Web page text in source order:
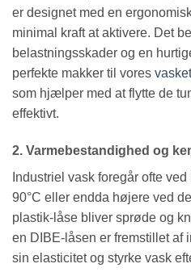
er designet med en
minimal kraft at aktivere. Det
belastningsskader og en
perfekte makker til vores
som hjælper med at flytte de
effektivt.
2. Varmebestandighed og
Industriel vask foregår ofte
90°C eller endda højere ved
plastik-låse bliver sprøde og
en DIBE-låsen er fremstillet af
sin elasticitet og styrke vask